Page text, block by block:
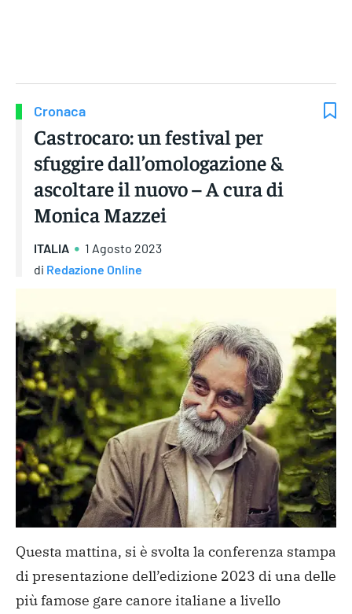
Cronaca
Castrocaro: un festival per
sfuggire dall’omologazione &
ascoltare il nuovo – A cura di
Monica Mazzei
ITALIA
1 Agosto 2023
di Redazione Online
Questa mattina, si è svolta la conferenza stampa
di presentazione dell’edizione 2023 di una delle
più famose gare canore italiane a livello